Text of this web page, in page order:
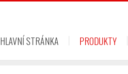
HLAVNÍ STRÁNKA PRODUKTY